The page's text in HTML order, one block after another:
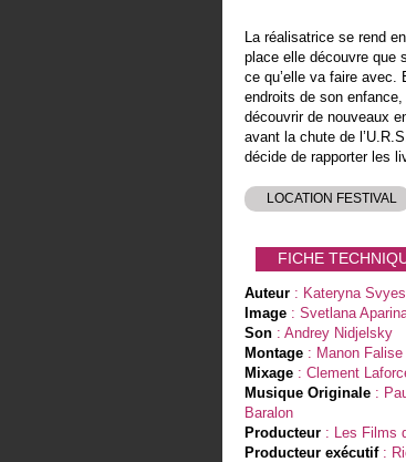
La réalisatrice se rend
place elle découvre que
ce qu’elle va faire
endroits de son
découvrir de nouveaux
avant la chute de
décide de rapporter les
LOCATION FESTIVAL
FICHE
Auteur : Kateryna
Image : Svetlana
Son : Andrey Nidjelsky
Montage : Manon Falise
Mixage : Clement
Musique Originale :
Baralon
Producteur : Les Films
Producteur exécutif: